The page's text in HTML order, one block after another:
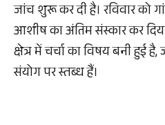
जांच शुरू कर दी है। रविवार को
आशीष का अंतिम संस्कार कर
क्षेत्र में चर्चा का विषय बनी हुई
संयोग पर स्तब्ध हैं।